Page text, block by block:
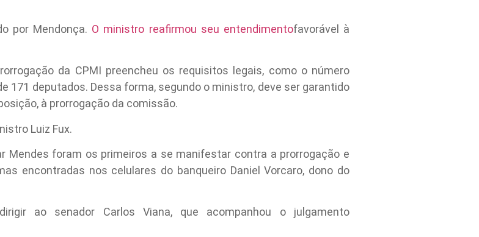
por Mendonça. O ministro reafirmou seu entendimentofavorável à
da CPMI preencheu os requisitos legais, como o número
171 deputados. Dessa forma, segundo o ministro, deve ser garantido
à prorrogação da comissão.
Luiz Fux.
Mendes foram os primeiros a se manifestar contra a prorrogação e
encontradas nos celulares do banqueiro Daniel Vorcaro, dono do
ao senador Carlos Viana, que acompanhou o julgamento